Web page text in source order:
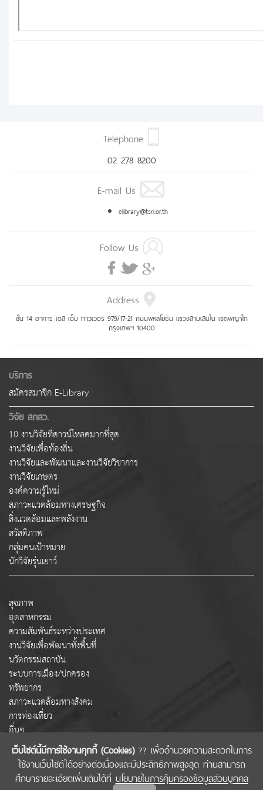
เว็บไซต์นี้มีการใช้งานคุกกี้ (Cookies)?? เพื่ออำนวยความสะดวกในการ
ใช้งานเว็บไซต์ได้อย่างต่อเนื่องและมีประสิทธิภาพสูงสุด ท่านสามารถ
ศึกษารายละเอียดเพิ่มเติมได้ที่ นโยบายในการคุ้มครองข้อมูลส่วนบุคคล
Telephone
02 278 8200
E-mail Us
elibrary@tsri.or.th
Follow Us
Address
ชั้น 14 อาคาร เอส เอ็ม ทาวเวอร์ 979/17-21 ถนนพหลโยธิน แขวงสามเสนใน เขตพญาไท
กรุงเทพฯ 10400
บริการ
สมัครสมาชิก E-Library
วิจัย สกสว.
10 งานวิจัยที่ดาวน์โหลดมากที่สุด
งานวิจัยเพื่อท้องถิ่น
งานวิจัยและพัฒนาและงานวิจัยวิชาการ
งานวิจัยเกษตร
องค์ความรู้ใหม่
สภาวะแวดล้อมทางเศรษฐกิจ
สิ่งแวดล้อมและพลังงาน
สวัสดิภาพ
กลุ่มคนเป้าหมาย
นักวิจัยรุ่นเยาว์
สุขภาพ
อุตสาหกรรม
ความสัมพันธ์ระหว่างประเทศ
งานวิจัยเพื่อพัฒนาทั้งพื้นที่
นวัตกรรมสถาบัน
ระบบการเมือง/ปกครอง
ทรัพยากร
สภาวะแวดล้อมทางสังคม
การท่องเที่ยว
อื่นๆ
COPYRIGHT © 2022 สำนักงานคณะกรรมการส่งเสริมวิทยาศาสตร์ วิจัยและนวัตกรรม
(สกสว.)